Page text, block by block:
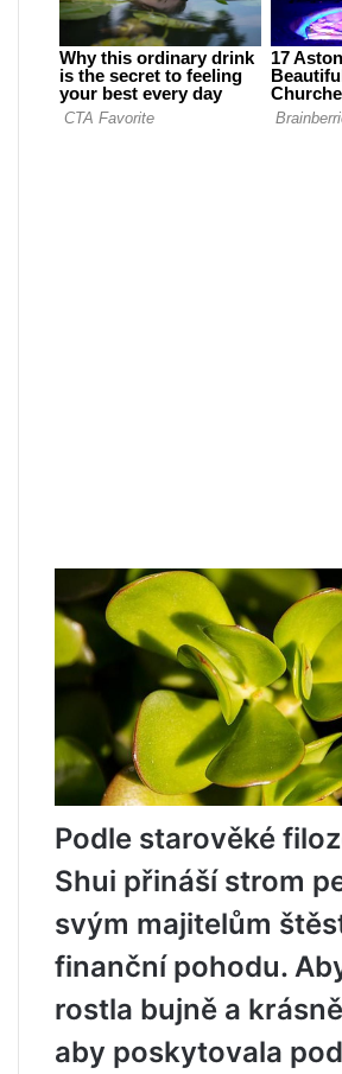
Podle starověké
Shui přináší strom
svým majitelům
finanční pohodu.
rostla bujně a
aby poskytovala